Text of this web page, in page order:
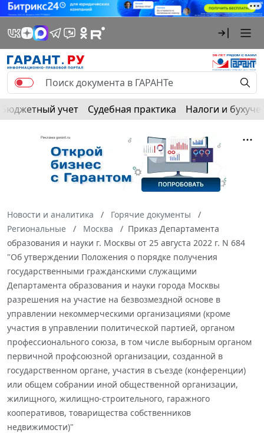
Бюджетный учет Судебная практика Налоги и
Новости и аналитика
Горячие документы
Региональные
Москва
Приказ Департамента
образования и науки г. Москвы от 25 августа 2022 г. N 684
"Об утверждении Положения о порядке получения
государственными гражданскими служащими
Департамента образования и науки города Москвы
разрешения на участие на безвозмездной основе в
управлении некоммерческими организациями (кроме
участия в управлении политической партией, органом
профессионального союза, в том числе выборным органом
первичной профсоюзной организации, созданной в
государственном органе, участия в съезде (конференции)
или общем собрании иной общественной организации,
жилищного, жилищно-строительного, гаражного
кооперативов, товарищества собственников
недвижимости)"